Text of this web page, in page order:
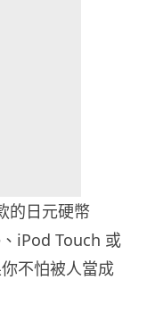
的日元硬幣
iPod Touch 或
不怕被人當成